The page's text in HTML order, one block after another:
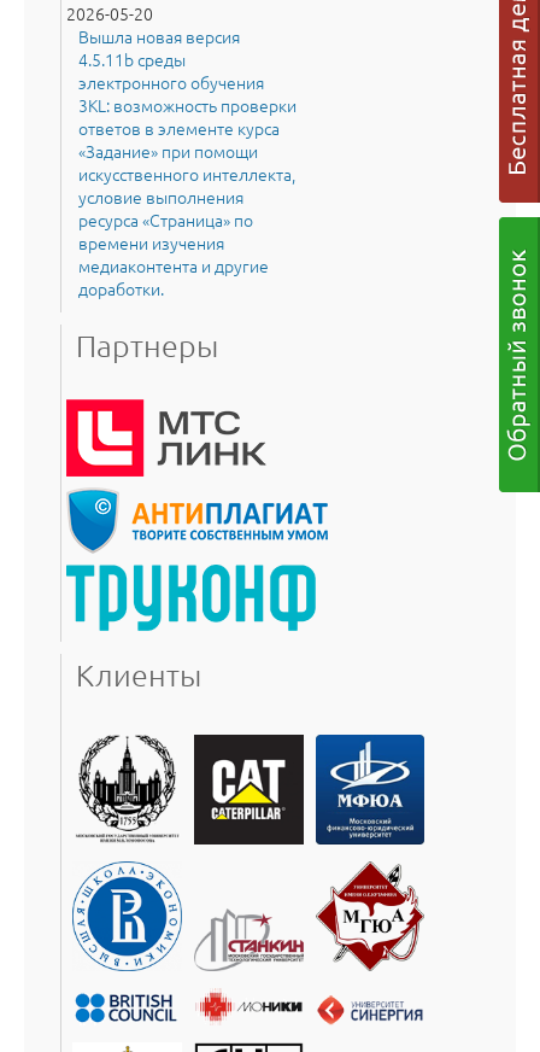
2026-05-20
Вышла новая версия
4.5.11b среды
электронного обучения
3KL: возможность проверки
ответов в элементе курса
«Задание» при помощи
искусственного интеллекта,
условие выполнения
ресурса «Страница» по
времени изучения
медиаконтента и другие
доработки.
Партнеры
Клиенты